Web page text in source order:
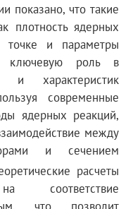
показано, что такие
плотность ядерных
и параметры
ключевую роль в
и характеристик
современные
ядерных реакций,
между
и сечением
расчеты
соответствие
что позволит